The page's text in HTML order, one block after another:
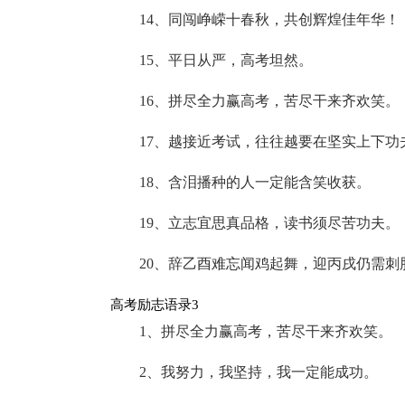
14、同闯峥嵘十春秋，共创辉煌佳年华！
15、平日从严，高考坦然。
16、拼尽全力赢高考，苦尽干来齐欢笑。
17、越接近考试，往往越要在坚实上下功
18、含泪播种的人一定能含笑收获。
19、立志宜思真品格，读书须尽苦功夫。
20、辞乙酉难忘闻鸡起舞，迎丙戌仍需刺
高考励志语录3
1、拼尽全力赢高考，苦尽干来齐欢笑。
2、我努力，我坚持，我一定能成功。